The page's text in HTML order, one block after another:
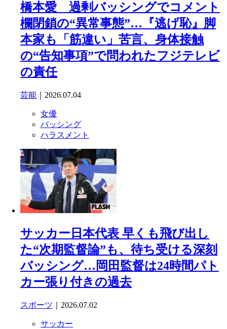
橋本愛 過剰バッシングでコメント
欄閉鎖の“異常事態”…『逃げ恥』脚
本家も「筋違い」苦言、身体接触
の“告知事項”で問われたフジテレビ
の責任
芸能 ｜2026.07.04
女優
バッシング
ハラスメント
サッカー日本代表 早くも飛び出し
た“次期監督論”も、待ち受ける深刻
バッシング…岡田監督は24時間パト
カー張り付きの過去
スポーツ ｜2026.07.02
サッカー